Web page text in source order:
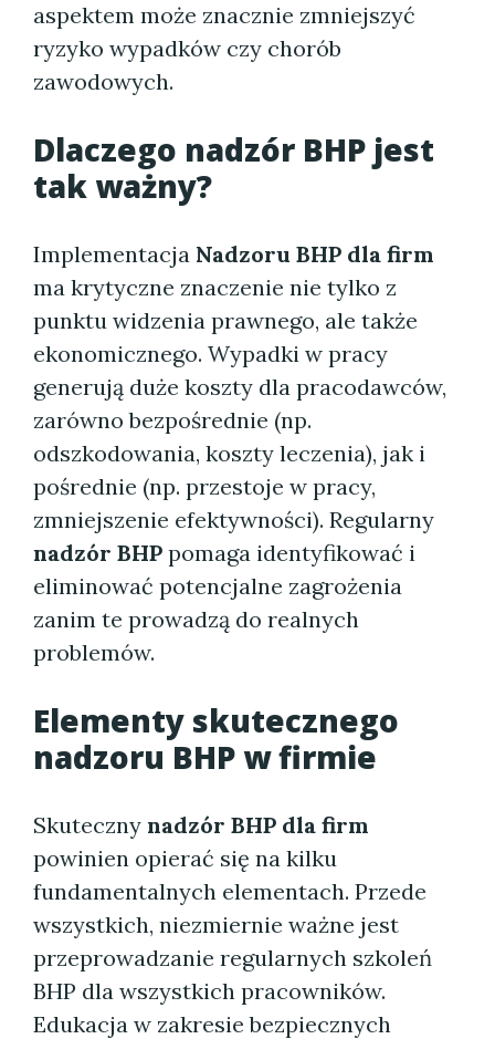
aspektem może znacznie zmniejszyć
ryzyko wypadków czy chorób
zawodowych.
Dlaczego nadzór BHP jest
tak ważny?
Implementacja Nadzoru BHP dla firm
ma krytyczne znaczenie nie tylko z
punktu widzenia prawnego, ale także
ekonomicznego. Wypadki w pracy
generują duże koszty dla pracodawców,
zarówno bezpośrednie (np.
odszkodowania, koszty leczenia), jak i
pośrednie (np. przestoje w pracy,
zmniejszenie efektywności). Regularny
nadzór BHP pomaga identyfikować i
eliminować potencjalne zagrożenia
zanim te prowadzą do realnych
problemów.
Elementy skutecznego
nadzoru BHP w firmie
Skuteczny nadzór BHP dla firm
powinien opierać się na kilku
fundamentalnych elementach. Przede
wszystkich, niezmiernie ważne jest
przeprowadzanie regularnych szkoleń
BHP dla wszystkich pracowników.
Edukacja w zakresie bezpiecznych